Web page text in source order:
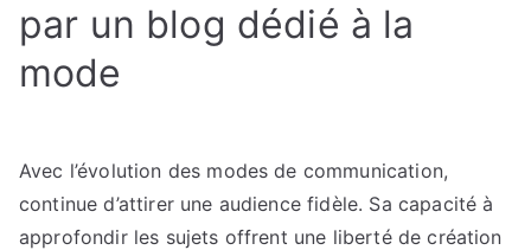
par un blog dédié à la
mode
Avec l’évolution des modes de communication,
continue d’attirer une audience fidèle. Sa capacité à
approfondir les sujets offrent une liberté de création